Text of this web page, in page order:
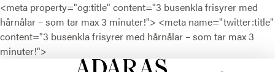
<meta property="og:title" content="3 busenkla frisyrer med
hårnålar – som tar max 3 minuter!"> <meta name="twitter:title"
content="3 busenkla frisyrer med hårnålar – som tar max 3
minuter!">